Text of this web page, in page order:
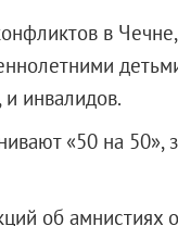
в
инвалидов.
«50 на 50»,
об амнистиях